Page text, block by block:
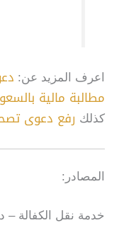
اعرف المزيد عن:
مطالبة مالية
كذلك رفع دعوى
المصادر:
خدمة نقل الكفالة –